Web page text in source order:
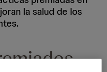
la salud de los